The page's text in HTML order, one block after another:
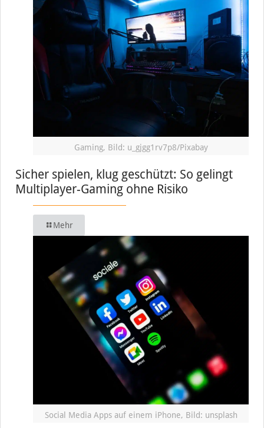
Gaming, Bild: u_gjgg1rv7p8/Pixabay
Sicher spielen, klug geschützt: So gelingt
Multiplayer-Gaming ohne Risiko
Mehr
Social Media Apps auf einem iPhone, Bild: unsplash